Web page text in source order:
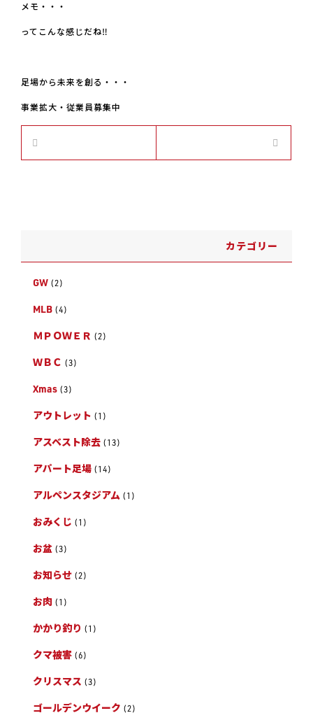
メモ・・・
ってこんな感じだね‼
足場から未来を創る・・・
事業拡大・従業員募集中
カテゴリー
GW (2)
MLB (4)
ＭＰＯＷＥＲ (2)
ＷＢＣ (3)
Xmas (3)
アウトレット (1)
アスベスト除去 (13)
アパート足場 (14)
アルペンスタジアム (1)
おみくじ (1)
お盆 (3)
お知らせ (2)
お肉 (1)
かかり釣り (1)
クマ被害 (6)
クリスマス (3)
ゴールデンウイーク (2)